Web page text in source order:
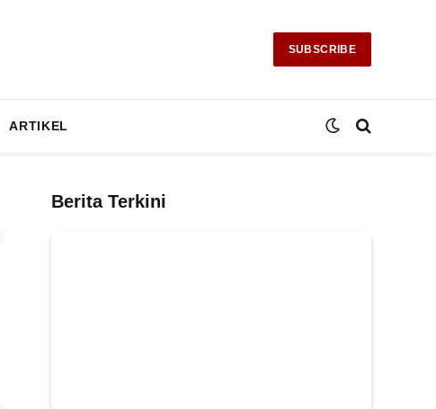
SUBSCRIBE
ARTIKEL
Berita Terkini